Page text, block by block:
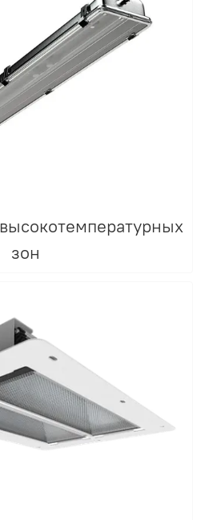
зон